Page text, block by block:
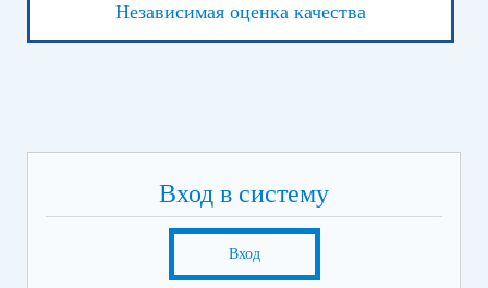
Независимая оценка качества
Вход в систему
Вход